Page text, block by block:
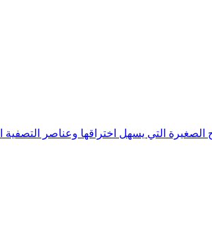
التي يسهل اختراقها وعناصر التصفية